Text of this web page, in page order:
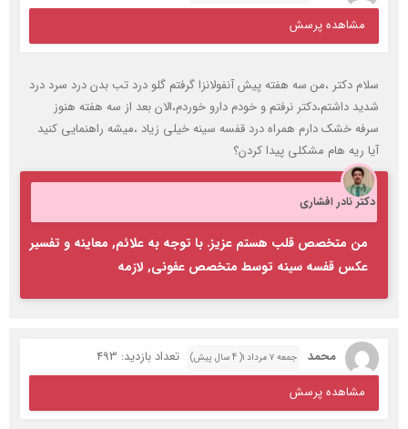
مشاهده پرسش
سلام دکتر ،من سه هفته پیش آنفولانزا گرفتم گلو درد تب بدن درد سرد درد
شدید داشتم،دکتر نرفتم و خودم دارو خوردم،الان بعد از سه هفته هنوز
سرفه خشک دارم همراه درد قفسه سینه خیلی زیاد ،میشه راهنمایی کنید
آیا ریه هام مشکلی پیدا کردن؟
دکتر نادر افشاری
من متخصص قلب هستم عزیز. با توجه به علائم, معاینه و تفسیر
عکس قفسه سینه توسط متخصص عفونی, لازمه
محمد جمعه ۷ مرداد ۱( 4 سال پیش)
تعداد بازدید: 493
مشاهده پرسش